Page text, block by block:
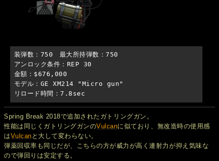
装弾数：750　最大所持弾数：750
アンロック条件：REP 30
金額：$676,000
モデル：GE XM214 "Micro gun"
リロード時間：7.8sec
Spring Break 2018で追加されたガトリングガン。
性能は同じくガトリングガンのVulcanに似ており、無改造時の使用感
はVulcan と大して変わらない。
弾薬回収率も同じだが、こちらの方が威力が高く連射力が抑え気味な
ので弾回りは安定する。